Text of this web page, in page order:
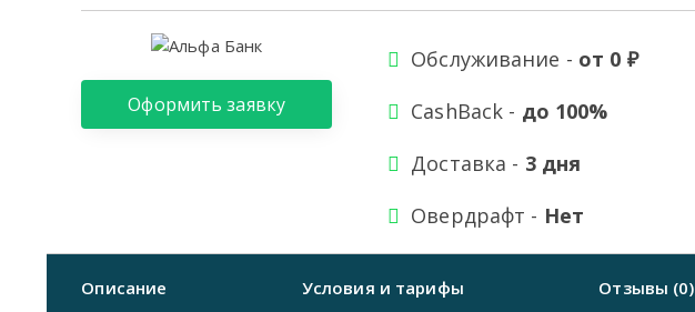
Оформить заявку
Обслуживание - от 0 ₽
CashBack - до 100%
Доставка - 3 дня
Овердрафт - Нет
Описание Условия и тарифы Отзывы (0)